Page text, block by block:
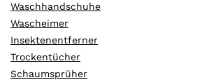
Waschhandschuhe
Wascheimer
Insektenentferner
Trockentücher
Schaumsprüher